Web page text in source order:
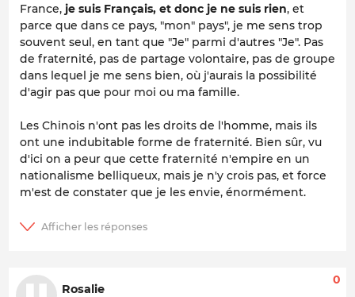
France, je suis Français, et donc je ne suis rien, et
parce que dans ce pays, "mon" pays", je me sens trop
souvent seul, en tant que "Je" parmi d'autres "Je". Pas
de fraternité, pas de partage volontaire, pas de groupe
dans lequel je me sens bien, où j'aurais la possibilité
d'agir pas que pour moi ou ma famille.
Les Chinois n'ont pas les droits de l'homme, mais ils
ont une indubitable forme de fraternité. Bien sûr, vu
d'ici on a peur que cette fraternité n'empire en un
nationalisme belliqueux, mais je n'y crois pas, et force
m'est de constater que je les envie, énormément.
Rosalie
0